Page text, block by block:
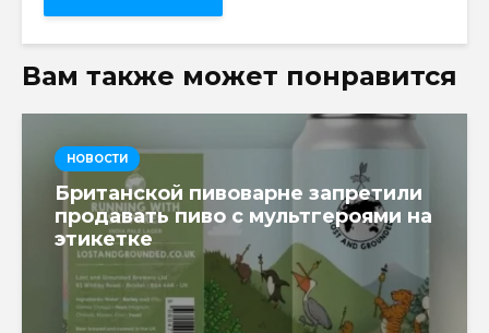
Вам также может понравится
НОВОСТИ
Британской пивоварне запретили
продавать пиво с мультгероями на
этикетке